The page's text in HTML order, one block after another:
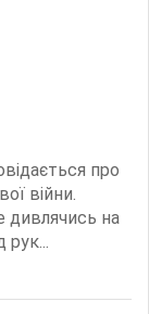
про
війни.
дивлячись на